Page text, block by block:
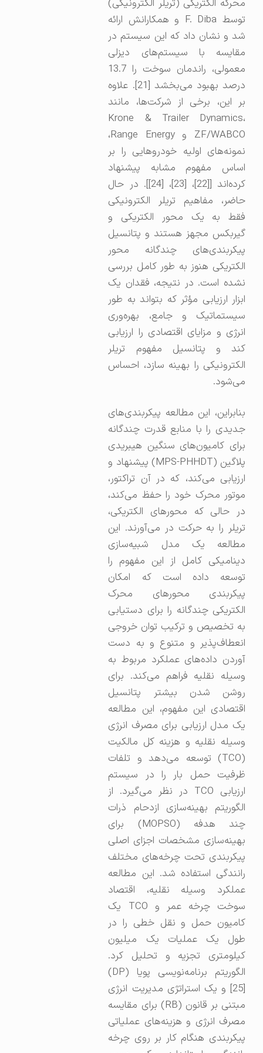
محرکه الکتریکی (تریلر الکترونیکی)
توسط F. Diba و همکارانش ارائه
شد و نشان داد که این سیستم در
مقایسه با سیستم‌های دیزلی
معمولی، راندمان سوخت را 13.7
درصد بهبود می‌بخشد [21]. علاوه
بر این، برخی از شرکت‌ها، مانند
Krone & Trailer Dynamics،
ZF/WABCO و Range Energy،
نمونه‌های اولیه خودروهایی را بر
اساس مفهوم مشابه پیشنهاد
کرده‌اند [[22]، [23]، [24]]. در حال
حاضر، مفاهیم تریلر الکترونیکی
فقط به یک محور الکتریکی و
گیربکس مجهز هستند و پتانسیل
پیکربندی‌های چندگانه محور
الکتریکی هنوز به طور کامل بررسی
نشده است. در نتیجه، فقدان یک
ابزار ارزیابی مؤثر که بتواند به طور
سیستماتیک و جامع، بهره‌وری
انرژی و مزایای اقتصادی را ارزیابی
کند و پتانسیل مفهوم تریلر
الکترونیکی را بهینه سازد، احساس
می‌شود.
بنابراین، این مطالعه پیکربندی‌های
جدیدی را با منابع قدرت چندگانه
برای کامیون‌های سنگین هیبریدی
پلاگین (MPS-PHHDT) پیشنهاد و
ارزیابی می‌کند، که در آن تراکتور،
موتور محرک خود را حفظ می‌کند،
در حالی که محورهای الکتریکی،
تریلر را به حرکت در می‌آورند. این
مطالعه یک مدل شبیه‌سازی
دینامیکی کامل از این مفهوم را
توسعه داده است که امکان
پیکربندی محورهای محرک
الکتریکی چندگانه را برای دستیابی
به تخصیص و ترکیب توان خروجی
انعطاف‌پذیر و متنوع و به دست
آوردن داده‌های عملکرد مربوط به
وسیله نقلیه فراهم می‌کند. برای
روشن شدن بیشتر پتانسیل
اقتصادی این مفهوم، این مطالعه
یک مدل ارزیابی برای مصرف انرژی
وسیله نقلیه و هزینه کل مالکیت
(TCO) توسعه می‌دهد و تلفات
ظرفیت حمل بار را در سیستم
ارزیابی TCO در نظر می‌گیرد. از
الگوریتم بهینه‌سازی ازدحام ذرات
چند هدفه (MOPSO) برای
بهینه‌سازی مشخصات اجزای اصلی
پیکربندی تحت چرخه‌های مختلف
رانندگی استفاده شد. این مطالعه
عملکرد وسیله نقلیه، اقتصاد
سوخت چرخه عمر و TCO یک
کامیون حمل و نقل خطی را در
طول یک عملیات یک میلیون
کیلومتری تجزیه و تحلیل کرد.
الگوریتم برنامه‌نویسی پویا (DP)
[25] و یک استراتژی مدیریت انرژی
مبتنی بر قانون (RB) برای مقایسه
مصرف انرژی و هزینه‌های عملیاتی
پیکربندی هنگام کار بر روی چرخه